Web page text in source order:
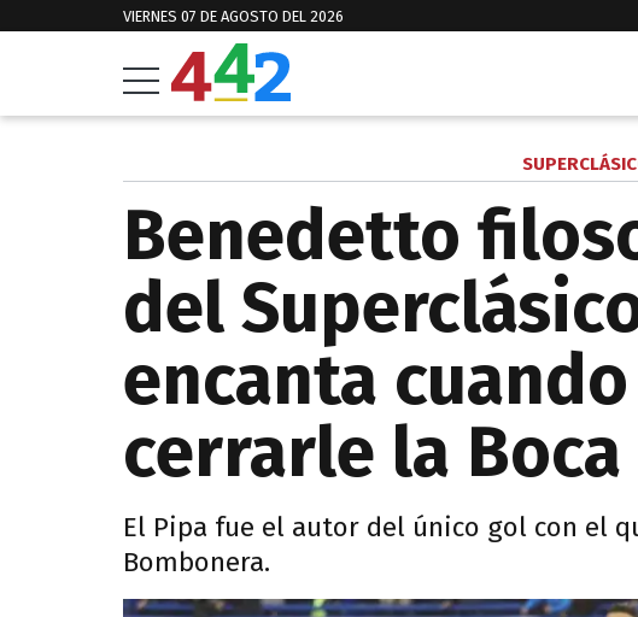
VIERNES 07 DE AGOSTO DEL 2026
Benedetto
del
encanta
cerrarle la
El Pipa fue el autor del único gol con el
Bombonera.